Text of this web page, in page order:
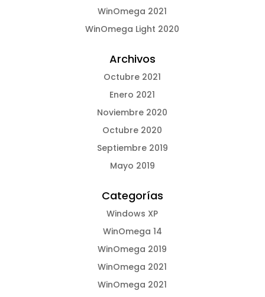
WinOmega 2021
WinOmega Light 2020
Archivos
Octubre 2021
Enero 2021
Noviembre 2020
Octubre 2020
Septiembre 2019
Mayo 2019
Categorías
Windows XP
WinOmega 14
WinOmega 2019
WinOmega 2021
WinOmega 2021